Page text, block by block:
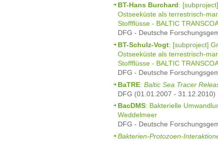
BT-Hans Burchard:
Ostseeküste als terrestrisch-
Stoffflüsse - BALTIC
DFG - Deutsche
BT-Schulz-Vogt: [subproject]
Ostseeküste als terrestrisch-
Stoffflüsse - BALTIC
DFG - Deutsche
BaTRE: Baltic Sea Tracer
DFG (01.01.2007 - 31.12.2010)
BacDMS: Bakterielle
Weddelmeer
DFG - Deutsche
Bakterien-Protozoen-